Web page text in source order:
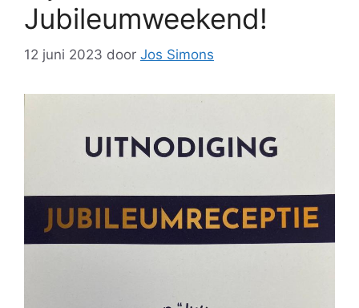
Jubileumweekend!
12 juni 2023 door Jos Simons